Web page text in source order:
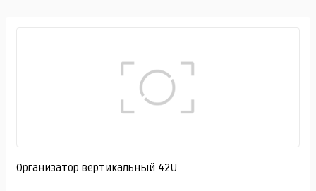
Организатор вертикальный 42U